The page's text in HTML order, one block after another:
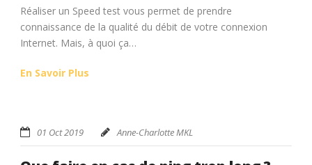
Réaliser un Speed test vous permet de prendre
connaissance de la qualité du débit de votre connexion
Internet. Mais, à quoi ça…
En Savoir Plus
01 Oct 2019 Anne-Charlotte MKL